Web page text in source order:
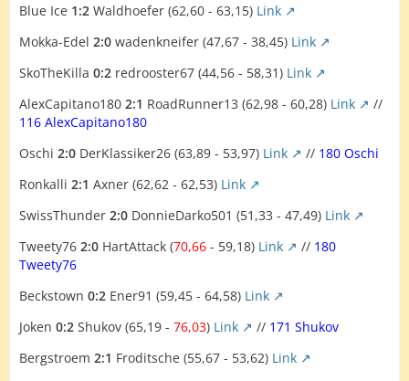
Blue Ice 1:2 Waldhoefer (62,60 - 63,15) Link
Mokka-Edel 2:0 wadenkneifer (47,67 - 38,45) Link
SkoTheKilla 0:2 redrooster67 (44,56 - 58,31) Link
AlexCapitano180 2:1 RoadRunner13 (62,98 - 60,28) Link
//
116 AlexCapitano180
Oschi 2:0 DerKlassiker26 (63,89 - 53,97) Link // 180 Oschi
Ronkalli 2:1 Axner (62,62 - 62,53) Link
SwissThunder 2:0 DonnieDarko501 (51,33 - 47,49) Link
Tweety76 2:0 HartAttack (70,66 - 59,18) Link // 180
Tweety76
Beckstown 0:2 Ener91 (59,45 - 64,58) Link
Joken 0:2 Shukov (65,19 - 76,03) Link // 171 Shukov
Bergstroem 2:1 Froditsche (55,67 - 53,62) Link